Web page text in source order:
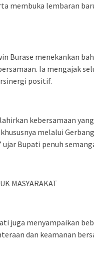
membuka lembaran
Burase menekankan
Ia mengajak
positif.
kebersamaan
melalui
Bupati penuh
MASYARAKAT
juga menyampaikan
dan keamanan